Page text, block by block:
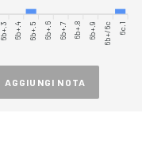
6b+.3 6b+.4 6b+.5 6b+.6 6b+.7 6b+.8 6b+.9 6b+/6c 6c.1
AGGIUNGI NOTA